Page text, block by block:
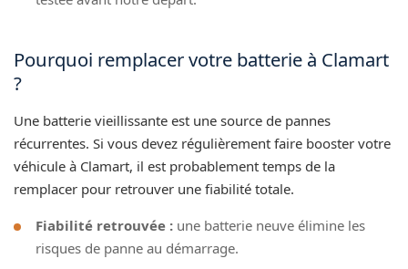
Pourquoi remplacer votre batterie à Clamart
?
Une batterie vieillissante est une source de pannes
récurrentes. Si vous devez régulièrement faire booster votre
véhicule à Clamart, il est probablement temps de la
remplacer pour retrouver une fiabilité totale.
Fiabilité retrouvée : une batterie neuve élimine les
risques de panne au démarrage.